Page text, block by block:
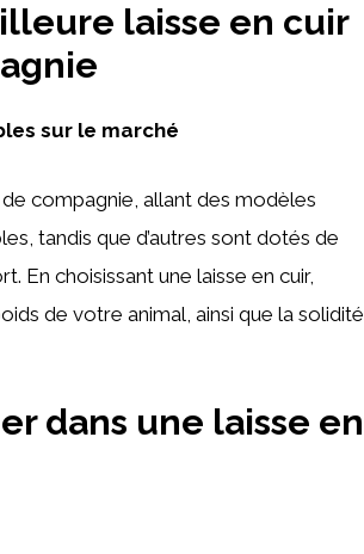
laisse en cuir
sur le marché
compagnie, allant des modèles
tandis que d’autres sont dotés de
En choisissant une laisse en cuir,
de votre animal, ainsi que la solidité
dans une laisse en